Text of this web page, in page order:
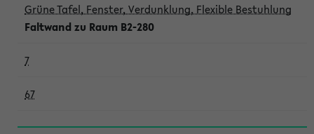
Grüne Tafel, Fenster, Verdunklung, Flexible Bestuhlung
Faltwand zu Raum B2-280
7
67